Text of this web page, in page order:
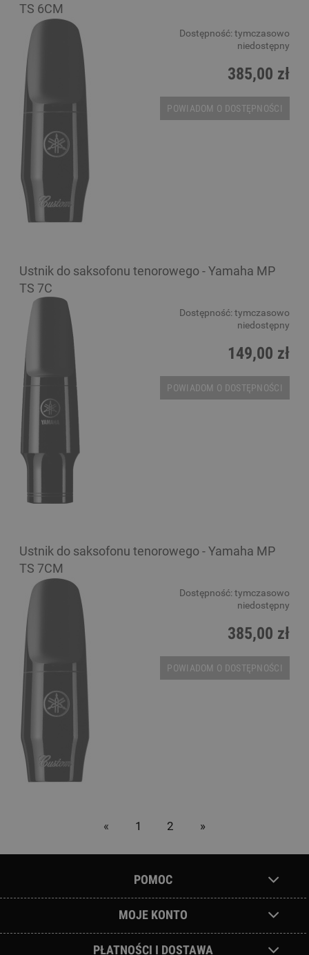
TS 6CM
Dostępność: tymczasowo
niedostępny
385,00 zł
POWIADOM O DOSTĘPNOŚCI
Ustnik do saksofonu tenorowego - Yamaha MP
TS 7C
Dostępność: tymczasowo
niedostępny
149,00 zł
POWIADOM O DOSTĘPNOŚCI
Ustnik do saksofonu tenorowego - Yamaha MP
TS 7CM
Dostępność: tymczasowo
niedostępny
385,00 zł
POWIADOM O DOSTĘPNOŚCI
« 1 2 »
POMOC
MOJE KONTO
PŁATNOŚCI I DOSTAWA